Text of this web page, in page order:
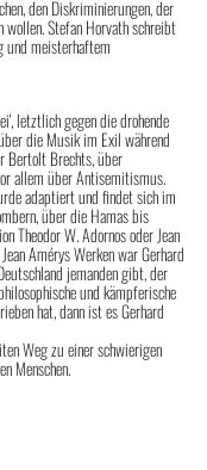
den Diskriminierungen, der
wollen. Stefan Horvath schreibt
und meisterhaftem
letztlich gegen die drohende
die Musik im Exil während
Bertolt Brechts, über
allem über Antisemitismus.
adaptiert und findet sich im
über die Hamas bis
Theodor W. Adornos oder Jean
Amérys Werken war Gerhard
jemanden gibt, der
und kämpferische
hat, dann ist es Gerhard
Weg zu einer schwierigen
Menschen.